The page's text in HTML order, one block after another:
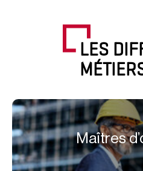
LES
Maîtres